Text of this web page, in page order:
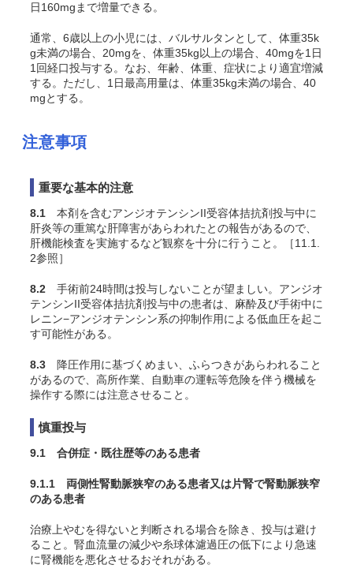
日160mgまで増量できる。
通常、6歳以上の小児には、バルサルタンとして、体重35k
g未満の場合、20mgを、体重35kg以上の場合、40mgを1日
1回経口投与する。なお、年齢、体重、症状により適宜増減
する。ただし、1日最高用量は、体重35kg未満の場合、40
mgとする。
注意事項
重要な基本的注意
8.1 本剤を含むアンジオテンシンII受容体拮抗剤投与中に
肝炎等の重篤な肝障害があらわれたとの報告があるので、
肝機能検査を実施するなど観察を十分に行うこと。［11.1.
2参照］
8.2 手術前24時間は投与しないことが望ましい。アンジオ
テンシンII受容体拮抗剤投与中の患者は、麻酔及び手術中に
レニン−アンジオテンシン系の抑制作用による低血圧を起こ
す可能性がある。
8.3 降圧作用に基づくめまい、ふらつきがあらわれること
があるので、高所作業、自動車の運転等危険を伴う機械を
操作する際には注意させること。
慎重投与
9.1 合併症・既往歴等のある患者
9.1.1 両側性腎動脈狭窄のある患者又は片腎で腎動脈狭窄
のある患者
治療上やむを得ないと判断される場合を除き、投与は避け
ること。腎血流量の減少や糸球体濾過圧の低下により急速
に腎機能を悪化させるおそれがある。